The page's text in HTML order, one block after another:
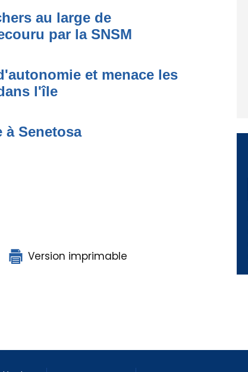
au large de
par la SNSM
et menace les
l'île
à Senetosa
Version imprimable